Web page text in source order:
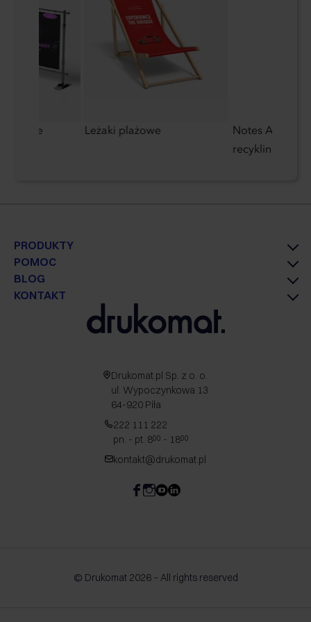
Leżaki plażowe
Notes A5 z
recyklingu
PRODUKTY
POMOC
BLOG
KONTAKT
Drukomat.pl Sp. z o. o.
ul. Wypoczynkowa 13
64-920 Piła
222 111 222
pn. - pt. 800 - 1800
kontakt@drukomat.pl
© Drukomat 2026 – All rights reserved